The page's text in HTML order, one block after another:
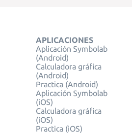
APLICACIONES
Aplicación Symbolab
(Android)
Calculadora gráfica
(Android)
Practica (Android)
Aplicación Symbolab
(iOS)
Calculadora gráfica
(iOS)
Practica (iOS)